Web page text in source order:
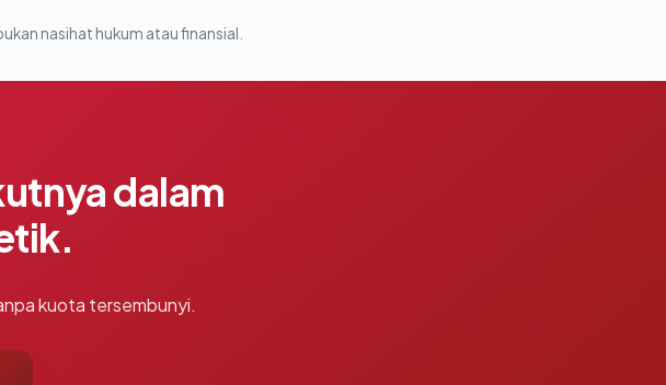
nasihat hukum atau finansial.
dalam
kuota tersembunyi.